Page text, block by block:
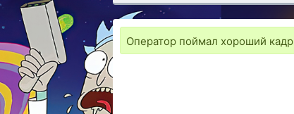
Оператор поймал хороший кадр